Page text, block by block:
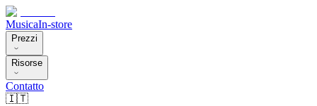
MusicaIn-store
Prezzi
Risorse
Contatto
🇮🇹